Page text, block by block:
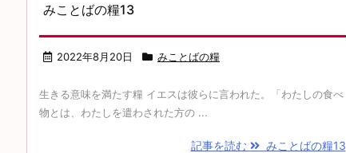
みことばの糧13
2022年8月20日 みことばの糧
生きる意味を満たす糧 イエスは彼らに言われた。「わたしの食べ
物とは、わたしを遣わされた方の ...
記事を読む みことばの糧13